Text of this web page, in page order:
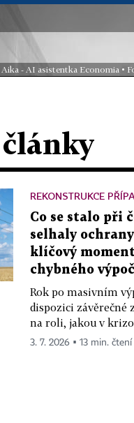
- AI asistentka Economia •
REKONSTRUKCE
Co se stalo při
selhaly
klíčový
chybného
Rok po masivním
dispozici závěrečné
na roli, jakou v
3. 7. 2026 ▪ 13 min. čtení